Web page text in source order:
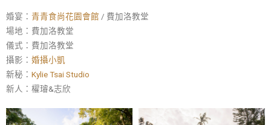
婚宴： 青青食尚花園會館 / 費加洛教堂
場地：費加洛教堂
儀式：費加洛教堂
攝影： 婚攝小凱
新秘： Kylie Tsai Studio
新人：櫂璿&志欣